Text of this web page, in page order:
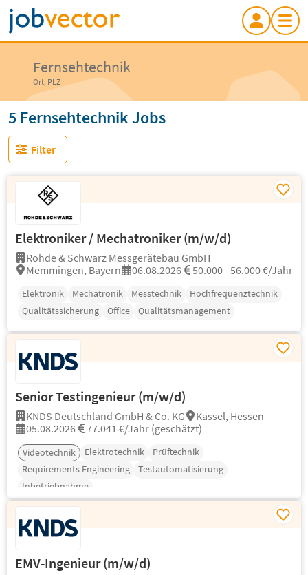
Fernsehtechnik
Ort, PLZ
5 Fernsehtechnik Jobs
Filter
Elektroniker / Mechatroniker (m/w/d)
Rohde & Schwarz Messgerätebau GmbH
Memmingen, Bayern
06.08.2026 50.000 - 56.000 €/Jahr
Elektronik Mechatronik Messtechnik
Hochfrequenztechnik
Qualitätssicherung
Office Qualitätsmanagement
Senior Testingenieur (m/w/d)
KNDS Deutschland GmbH & Co. KG
Kassel, Hessen
05.08.2026
77.041 €/Jahr (geschätzt)
Videotechnik Elektrotechnik
Prüftechnik
Requirements Engineering
Testautomatisierung
Inbetriebnahme
EMV-Ingenieur (m/w/d)